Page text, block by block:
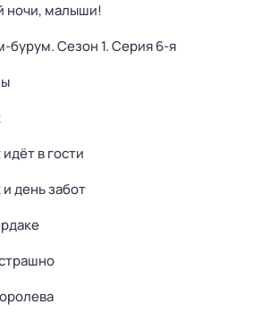
ночи, малыши!
бурум. Сезон 1. Серия 6-я
в гости
день забот